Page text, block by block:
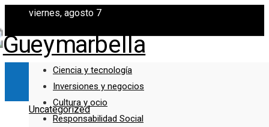
viernes, agosto 7
Ciencia y tecnología
Inversiones y negocios
Cultura y ocio
Responsabilidad Social
Uncategorized